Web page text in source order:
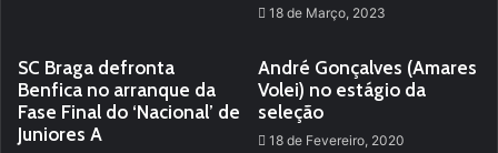
18 de Março, 2023
SC Braga defronta
Benfica no arranque da
Fase Final do ‘Nacional’ de
Juniores A
André Gonçalves (Amares
Volei) no estágio da
seleção
18 de Fevereiro, 2020